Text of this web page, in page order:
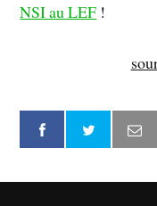
NSI au LEF !